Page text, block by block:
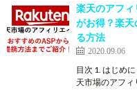
楽天のアフィ
がお得？楽
る方法
2020.09.06
目次 1. はじめ
天市場のアフ